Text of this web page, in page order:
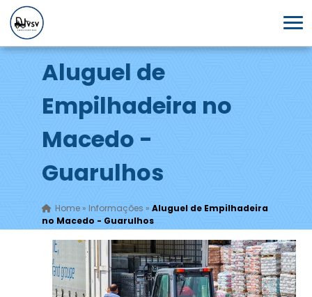
Aluguel de
Empilhadeira no
Macedo -
Guarulhos
Home» Informações » Aluguel de Empilhadeira
no Macedo - Guarulhos